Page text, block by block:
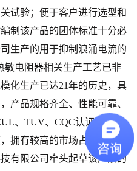
试验；便于客户进行选型和
制该产品的团体标准十分必
生产的用于抑制浪涌电流的
敏电阻器相关生产工艺已非
化生产已达21年的历史，具
，产品规格齐全、 性能可靠、
、TUV、CQC认证，在业
拥有较高的市场占有率和品
有限公司牵头起草该产品的